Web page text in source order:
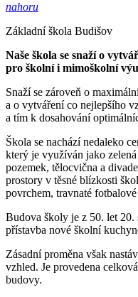
nahoru
Základní škola Budišov
Naše škola se snaží o
pro školní i mimoškolní
Snaží se zároveň o
a o vytváření co nejlepšího
a tím k dosahování
Škola se nachází nedaleko
který je využíván jako
pozemek, tělocvična a
prostory v těsné blízkosti
povrchem, travnaté
Budova školy je z 50. let
přístavba nové školní
Zásadní proměna však
vzhled. Je provedena
budovy.